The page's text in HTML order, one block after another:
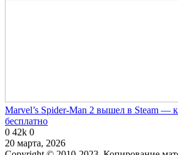
Marvel’s Spider-Man 2 вышел в Steam —
бесплатно
0 42k 0
20 марта, 2026